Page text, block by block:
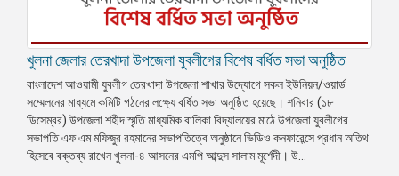
উন্নয়নের
নিউজলেটার
প্রেস
রিলিজ
খুলনা জেলার তেরখাদা উপজেলা যুবলীগের বিশেষ বর্ধিত সভা অনুষ্ঠিত
বাংলাদেশ আওয়ামী যুবলীগ তেরখাদা উপজেলা শাখার উদ্যোগে সকল ইউনিয়ন/ওয়ার্ড
সম্মেলনের মাধ্যমে কমিটি গঠনের লক্ষ্যে বর্ধিত সভা অনুষ্ঠিত হয়েছে। শনিবার (১৮
ডিসেম্বর) উপজেলা শহীদ স্মৃতি মাধ্যমিক বালিকা বিদ্যালয়ের মাঠে উপজেলা যুবলীগের
সভাপতি এফ এম মফিজুর রহমানের সভাপতিত্বে অনুষ্ঠানে ভিডিও কনফারেন্সে প্রধান অতিথ
হিসেবে বক্তব্য রাখেন খুলনা-৪ আসনের এমপি আব্দুস সালাম মূর্শেদী। উ...